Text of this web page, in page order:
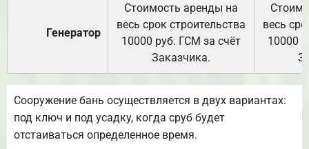
Генератор
Стоимость аренды на
весь срок строительства
10000 руб. ГСМ за счёт
Заказчика.
весь
10000
Сооружение бань осуществляется в двух вариантах:
под ключ и под усадку, когда сруб будет
отстаиваться определенное время.